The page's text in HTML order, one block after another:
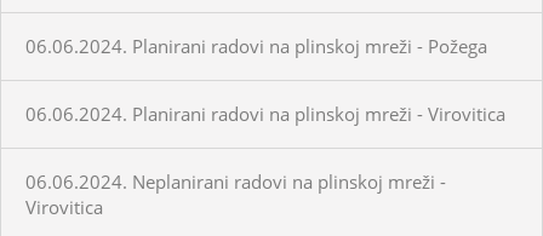
06.06.2024. Planirani radovi na plinskoj mreži - Požega
06.06.2024. Planirani radovi na plinskoj mreži - Virovitica
06.06.2024. Neplanirani radovi na plinskoj mreži -
Virovitica